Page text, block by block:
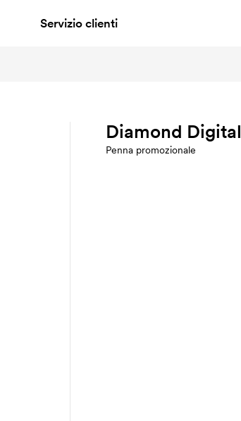
Servizio clienti
Diamond Digital
Penna promozionale